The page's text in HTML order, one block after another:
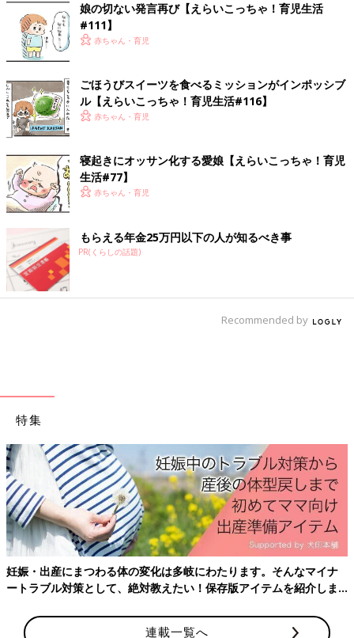
子どもの時は、しょっちゅうなっていた記憶があるのですが。
(´▽｀)
しゃっくりを止める時は、誰かに驚かしてもらっていましたが、
めっちゃ驚いた上に止まらなかった時は、
「驚き損だ～～！！」と思っていました。(笑)
ちなみに一番効果があるのは、極限まで息を吸い込んで、極限ま
で息を吐き切るのを繰り返す方法だと思っています。
しかしこれもなかなかしんどいので、もっと楽に止められる方法
があれば、
ぜひご一報頂きたいです。
【まつざきしおり】
瀬戸内海の小さな島、直島に移住。
インスタグラムにて、そんな娘とのゆるい日々を漫画で公開中。
「こめにゃん」
◆コミックエッセイ
「直島古民家シェア暮らし」(KADOKAWA)
「3才児みーたんは容赦しない」(KADOKAWA）
発売中♪
癒しのげっぷ【えらいこっちゃ！育児生
活#60】
【まつざきしおり】 瀬戸内海の小さな島、直島
ーたんを子育て中。
娘の切ない発言再び【えらいこっちゃ！育児生活
#111】
赤ちゃん・育児
ごほうびスイーツを食べるミッションがインポッシブ
ル【えらいこっちゃ！育児生活#116】
赤ちゃん・育児
寝起きにオッサン化する愛娘【えらいこっちゃ！育児
生活#77】
赤ちゃん・育児
もらえる年金25万円以下の人が知るべき事
PR(くらしの話題)
Recommended by
特集
妊娠・出産にまつわる体の変化は多岐にわたります。そんなマイナ
ートラブル対策として、絶対教えたい！保存版アイテムを紹介しま
連載一覧へ